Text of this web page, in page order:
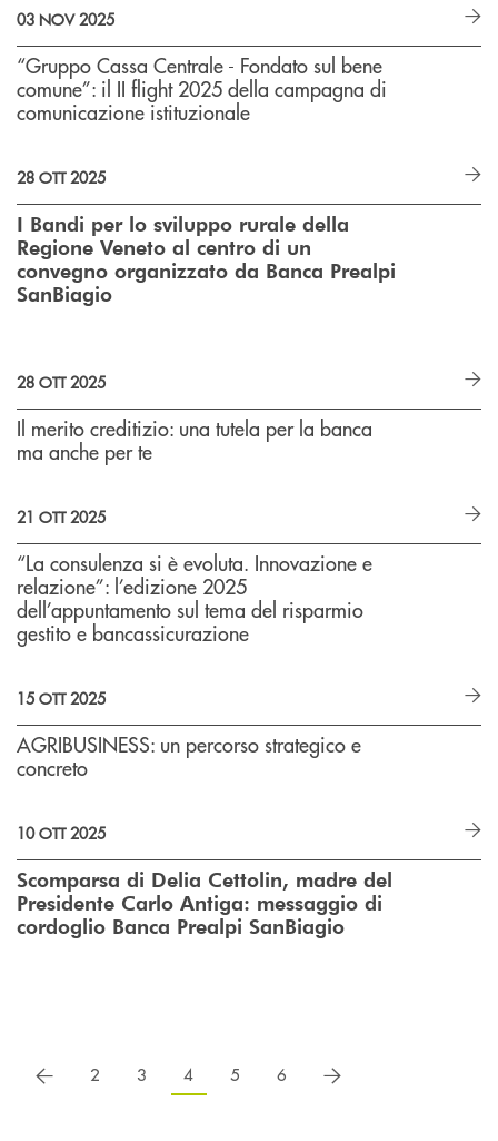
03 NOV 2025
“Gruppo Cassa Centrale - Fondato sul bene
comune”: il II flight 2025 della campagna di
comunicazione istituzionale
28 OTT 2025
I Bandi per lo sviluppo rurale della
Regione Veneto al centro di un
convegno organizzato da Banca Prealpi
SanBiagio
28 OTT 2025
Il merito creditizio: una tutela per la banca
ma anche per te
21 OTT 2025
“La consulenza si è evoluta. Innovazione e
relazione”: l’edizione 2025
dell’appuntamento sul tema del risparmio
gestito e bancassicurazione
15 OTT 2025
AGRIBUSINESS: un percorso strategico e
concreto
10 OTT 2025
Scomparsa di Delia Cettolin, madre del
Presidente Carlo Antiga: messaggio di
cordoglio Banca Prealpi SanBiagio
precedente
2 3 4 5 6 successivo